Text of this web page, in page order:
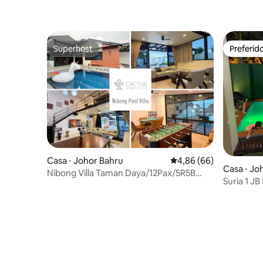
Superhost
Superhost
Casa ⋅ Johor Bahru 4,86 de uma avaliação
4,86 (66)
Nibong Villa Taman Daya/12Pax/5R5B
Casa ⋅
Suria 1